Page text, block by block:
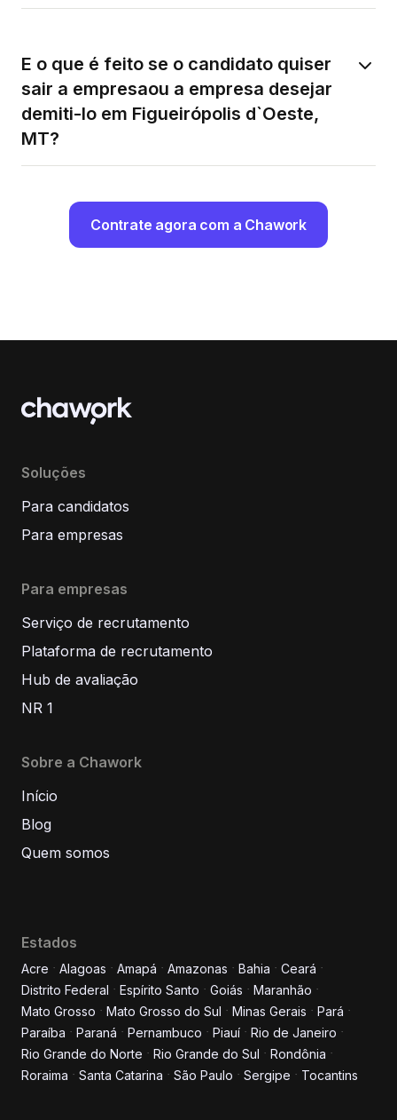
E o que é feito se o candidato quiser
sair a empresaou a empresa desejar
demiti-lo em Figueirópolis d`Oeste,
MT?
Contrate agora com a Chawork
Informe seus dados para
conversar conosco!
Soluções
Para candidatos
Para empresas
Para empresas
Serviço de recrutamento
Plataforma de recrutamento
Hub de avaliação
NR 1
Sobre a Chawork
Início
Blog
Quem somos
Estados
Acre Alagoas Amapá Amazonas Bahia
Ceará
Distrito Federal
Espírito Santo Goiás
Maranhão
Mato Grosso
Mato Grosso do Sul Minas Gerais
Pará
Paraíba
Paraná Pernambuco Piauí
Rio de Janeiro
Rio Grande do Norte
Rio Grande do Sul
Rondônia
Roraima
Santa Catarina São Paulo Sergipe Tocantins